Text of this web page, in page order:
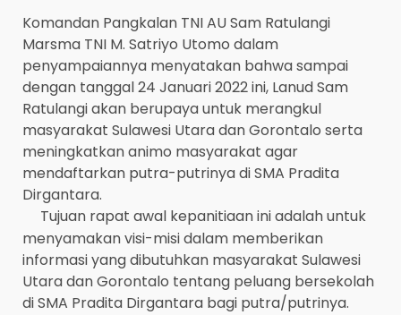
Komandan Pangkalan TNI AU Sam Ratulangi
Marsma TNI M. Satriyo Utomo dalam
penyampaiannya menyatakan bahwa sampai
dengan tanggal 24 Januari 2022 ini, Lanud Sam
Ratulangi akan berupaya untuk merangkul
masyarakat Sulawesi Utara dan Gorontalo serta
meningkatkan animo masyarakat agar
mendaftarkan putra-putrinya di SMA Pradita
Dirgantara.
Tujuan rapat awal kepanitiaan ini adalah untuk
menyamakan visi-misi dalam memberikan
informasi yang dibutuhkan masyarakat Sulawesi
Utara dan Gorontalo tentang peluang bersekolah
di SMA Pradita Dirgantara bagi putra/putrinya.